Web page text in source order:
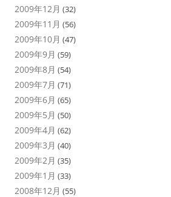
2009年12月 (32)
2009年11月 (56)
2009年10月 (47)
2009年9月 (59)
2009年8月 (54)
2009年7月 (71)
2009年6月 (65)
2009年5月 (50)
2009年4月 (62)
2009年3月 (40)
2009年2月 (35)
2009年1月 (33)
2008年12月 (55)